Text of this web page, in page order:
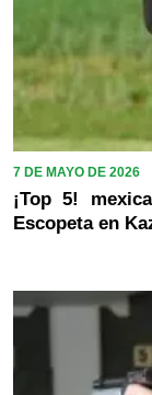
7 DE MAYO DE 2026
¡Top 5!
Escopeta en